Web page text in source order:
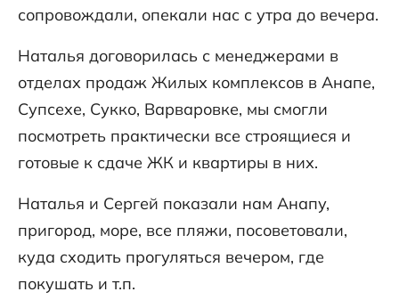
сопровождали, опекали нас с утра до вечера.
Наталья договорилась с менеджерами в
отделах продаж Жилых комплексов в Анапе,
Супсехе, Сукко, Варваровке, мы смогли
посмотреть практически все строящиеся и
готовые к сдаче ЖК и квартиры в них.
Наталья и Сергей показали нам Анапу,
пригород, море, все пляжи, посоветовали,
куда сходить прогуляться вечером, где
покушать и т.п.